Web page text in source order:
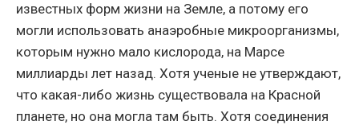
известных форм жизни на Земле, а потому его
могли использовать анаэробные микроорганизмы,
которым нужно мало кислорода, на Марсе
миллиарды лет назад. Хотя ученые не утверждают,
что какая-либо жизнь существовала на Красной
планете, но она могла там быть. Хотя соединения